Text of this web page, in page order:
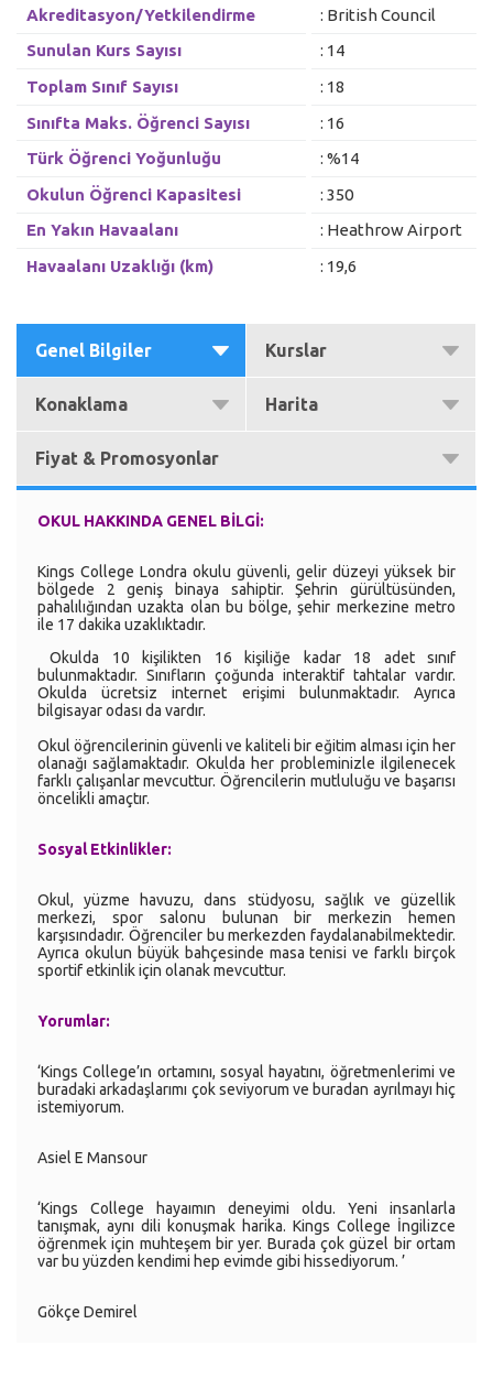
Akreditasyon/Yetkilendirme
: British Council
Sunulan Kurs Sayısı
: 14
Toplam Sınıf Sayısı
: 18
Sınıfta Maks. Öğrenci Sayısı
: 16
Türk Öğrenci Yoğunluğu
: %14
Okulun Öğrenci Kapasitesi
: 350
En Yakın Havaalanı
: Heathrow Airport
Havaalanı Uzaklığı (km)
: 19,6
Genel Bilgiler Kurslar
Konaklama Harita
Fiyat & Promosyonlar
OKUL HAKKINDA GENEL BİLGİ:
Kings College Londra okulu güvenli, gelir düzeyi yüksek bir
bölgede 2 geniş binaya sahiptir. Şehrin gürültüsünden,
pahalılığından uzakta olan bu bölge, şehir merkezine metro
ile 17 dakika uzaklıktadır.
Okulda 10 kişilikten 16 kişiliğe kadar 18 adet sınıf
bulunmaktadır. Sınıfların çoğunda interaktif tahtalar vardır.
Okulda ücretsiz internet erişimi bulunmaktadır. Ayrıca
bilgisayar odası da vardır.
Okul öğrencilerinin güvenli ve kaliteli bir eğitim alması için her
olanağı sağlamaktadır. Okulda her probleminizle ilgilenecek
farklı çalışanlar mevcuttur. Öğrencilerin mutluluğu ve başarısı
öncelikli amaçtır.
Sosyal Etkinlikler:
Okul, yüzme havuzu, dans stüdyosu, sağlık ve güzellik
merkezi, spor salonu bulunan bir merkezin hemen
karşısındadır. Öğrenciler bu merkezden faydalanabilmektedir.
Ayrıca okulun büyük bahçesinde masa tenisi ve farklı birçok
sportif etkinlik için olanak mevcuttur.
Yorumlar:
‘Kings College’ın ortamını, sosyal hayatını, öğretmenlerimi ve
buradaki arkadaşlarımı çok seviyorum ve buradan ayrılmayı hiç
istemiyorum.
Asiel E Mansour
‘Kings College hayaımın deneyimi oldu. Yeni insanlarla
tanışmak, aynı dili konuşmak harika. Kings College İngilizce
öğrenmek için muhteşem bir yer. Burada çok güzel bir ortam
var bu yüzden kendimi hep evimde gibi hissediyorum. ’
Gökçe Demirel